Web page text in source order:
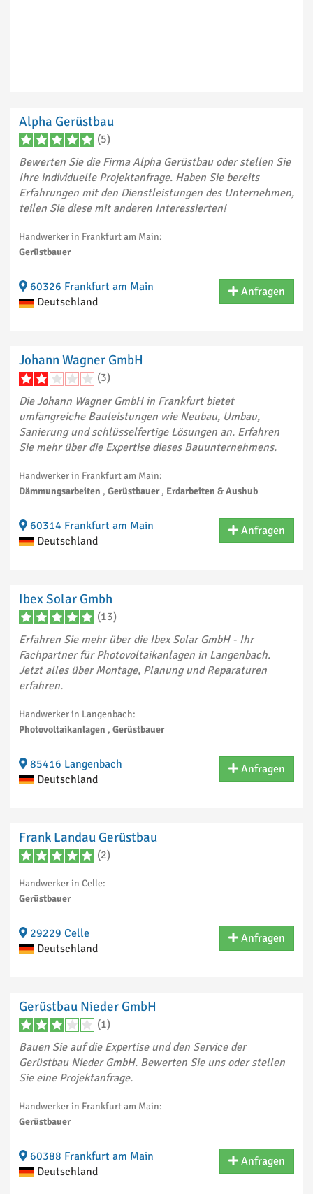
Alpha Gerüstbau
(5)
Bewerten Sie die Firma Alpha Gerüstbau oder stellen Sie
Ihre individuelle Projektanfrage. Haben Sie bereits
Erfahrungen mit den Dienstleistungen des Unternehmen,
teilen Sie diese mit anderen Interessierten!
Handwerker in Frankfurt am Main:
Gerüstbauer
60326 Frankfurt am Main
Deutschland
Anfragen
Johann Wagner GmbH
(3)
Die Johann Wagner GmbH in Frankfurt bietet
umfangreiche Bauleistungen wie Neubau, Umbau,
Sanierung und schlüsselfertige Lösungen an. Erfahren
Sie mehr über die Expertise dieses Bauunternehmens.
Handwerker in Frankfurt am Main:
Dämmungsarbeiten , Gerüstbauer , Erdarbeiten & Aushub
60314 Frankfurt am Main
Deutschland
Anfragen
Ibex Solar Gmbh
(13)
Erfahren Sie mehr über die Ibex Solar GmbH - Ihr
Fachpartner für Photovoltaikanlagen in Langenbach.
Jetzt alles über Montage, Planung und Reparaturen
erfahren.
Handwerker in Langenbach:
Photovoltaikanlagen , Gerüstbauer
85416 Langenbach
Deutschland
Anfragen
Frank Landau Gerüstbau
(2)
Handwerker in Celle:
Gerüstbauer
29229 Celle
Deutschland
Anfragen
Gerüstbau Nieder GmbH
(1)
Bauen Sie auf die Expertise und den Service der
Gerüstbau Nieder GmbH. Bewerten Sie uns oder stellen
Sie eine Projektanfrage.
Handwerker in Frankfurt am Main:
Gerüstbauer
60388 Frankfurt am Main
Deutschland
Anfragen